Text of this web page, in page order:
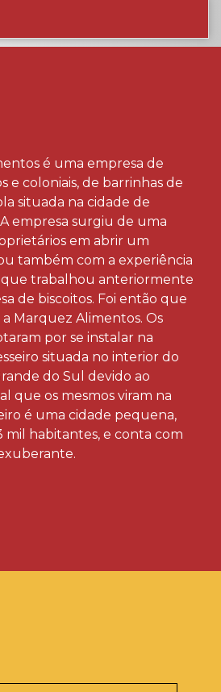
é uma empresa de
e coloniais, de barrinhas de
situada na cidade de
A empresa surgiu de uma
em abrir um
também com a experiência
trabalhou anteriormente
de biscoitos. Foi então que
Marquez Alimentos. Os
por se instalar na
situada no interior do
do Sul devido ao
que os mesmos viram na
é uma cidade pequena,
mil habitantes, e conta com